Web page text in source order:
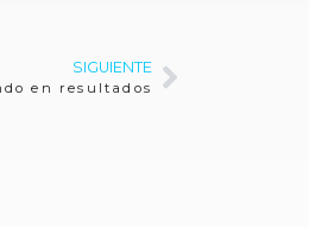
SIGUIENTE
en resultados